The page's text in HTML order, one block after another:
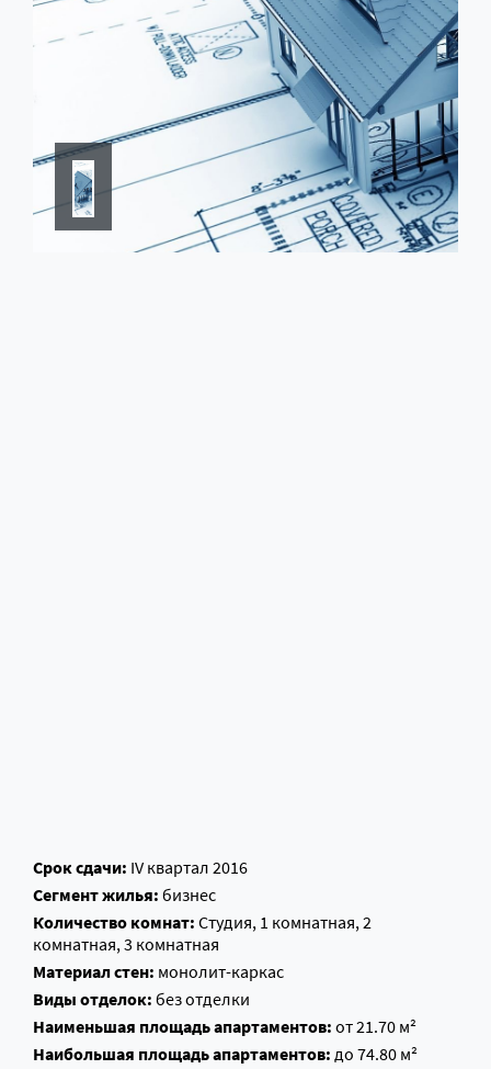
Срок сдачи: IV квартал 2016
Сегмент жилья: бизнес
Количество комнат: Студия, 1 комнатная, 2
комнатная, 3 комнатная
Материал стен: монолит-каркас
Виды отделок: без отделки
Наименьшая площадь апартаментов: от 21.70 м²
Наибольшая площадь апартаментов: до 74.80 м²